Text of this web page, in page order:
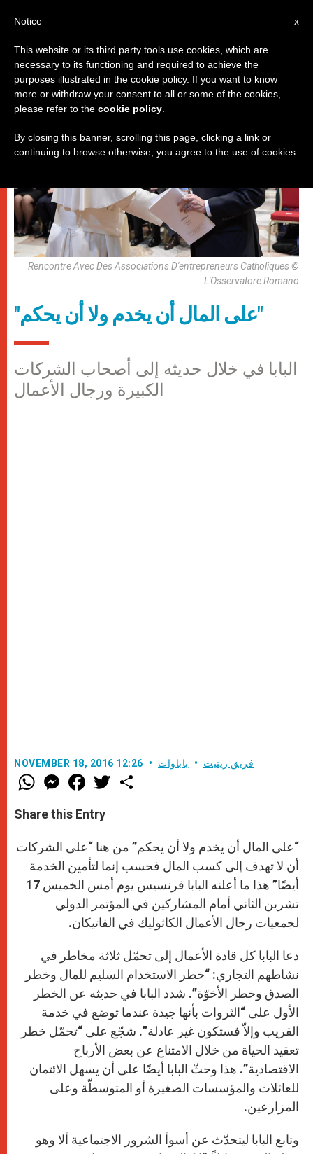
باباوات
Rencontre Avec Des Associations D'entrepreneurs Catholiques ©
L'Osservatore Romano
"على المال أن يخدم ولا أن يحكم"
البابا في خلال حديثه إلى أصحاب الشركات
الكبيرة ورجال الأعمال
NOVEMBER 18, 2016 12:26 فريق زينيت باباوات
W
h
t
s
p
M
e
s
e
e
r
F
a
e
b
o
k
w
r
Share this Entry
“على المال أن يخدم ولا أن يحكم” من هنا “على الشركات
أن لا تهدف إلى كسب المال فحسب إنما لتأمين الخدمة
أيضًا” هذا ما أعلنه البابا فرنسيس يوم أمس الخميس 17
تشرين الثاني أمام المشاركين في المؤتمر الدولي
لجمعيات رجال الأعمال الكاثوليك في الفاتيكان.
دعا البابا كل قادة الأعمال إلى تحمّل ثلاثة مخاطر في
نشاطهم التجاري: “خطر الاستخدام السليم للمال وخطر
الصدق وخطر الأخوّة”. شدد البابا في حديثه عن الخطر
الأول على “الثروات بأنها جيدة عندما توضع في خدمة
القريب وإلاّ فستكون غير عادلة”. شجّع على “تحمّل خطر
تعقيد الحياة من خلال الامتناع عن بعض الأرباح
الاقتصادية”. هذا وحثّ البابا أيضًا على أن يسهل الائتمان
للعائلات والمؤسسات الصغيرة أو المتوسطّة وعلى
المزارعين.
وتابع البابا ليتحدّث عن أسوأ الشرور الاجتماعية ألا وهو
x
Notice
This website or its third party tools use cookies, which are
necessary to its functioning and required to achieve the
purposes illustrated in the cookie policy. If you want to know
more or withdraw your consent to all or some of the cookies,
please refer to the cookie policy
By closing this banner, scrolling this page, clicking a link or
continuing to browse otherwise, you agree to the use of cookies.